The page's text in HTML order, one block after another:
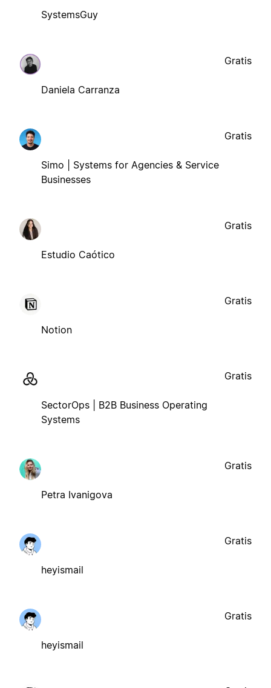
SystemsGuy
Daniela Carranza
Gratis
Simo | Systems for Agencies & Service
Businesses
Gratis
Estudio Caótico
Gratis
Notion
Gratis
SectorOps | B2B Business Operating
Systems
Gratis
Petra Ivanigova
Gratis
heyismail
Gratis
heyismail
Gratis